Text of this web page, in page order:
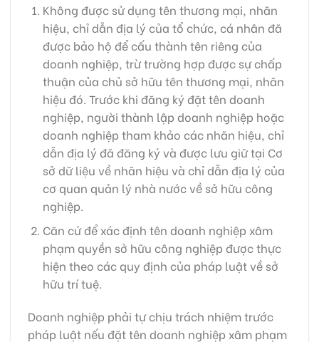
Không được sử dụng tên thương mại, nhãn
hiệu, chỉ dẫn địa lý của tổ chức, cá nhân đã
được bảo hộ để cấu thành tên riêng của
doanh nghiệp, trừ trường hợp được sự chấp
thuận của chủ sở hữu tên thương mại, nhãn
hiệu đó. Trước khi đăng ký đặt tên doanh
nghiệp, người thành lập doanh nghiệp hoặc
doanh nghiệp tham khảo các nhãn hiệu, chỉ
dẫn địa lý đã đăng ký và được lưu giữ tại Cơ
sở dữ liệu về nhãn hiệu và chỉ dẫn địa lý của
cơ quan quản lý nhà nước về sở hữu công
nghiệp.
Căn cứ để xác định tên doanh nghiệp xâm
phạm quyền sở hữu công nghiệp được thực
hiện theo các quy định của pháp luật về sở
hữu trí tuệ.
Doanh nghiệp phải tự chịu trách nhiệm trước
pháp luật nếu đặt tên doanh nghiệp xâm phạm